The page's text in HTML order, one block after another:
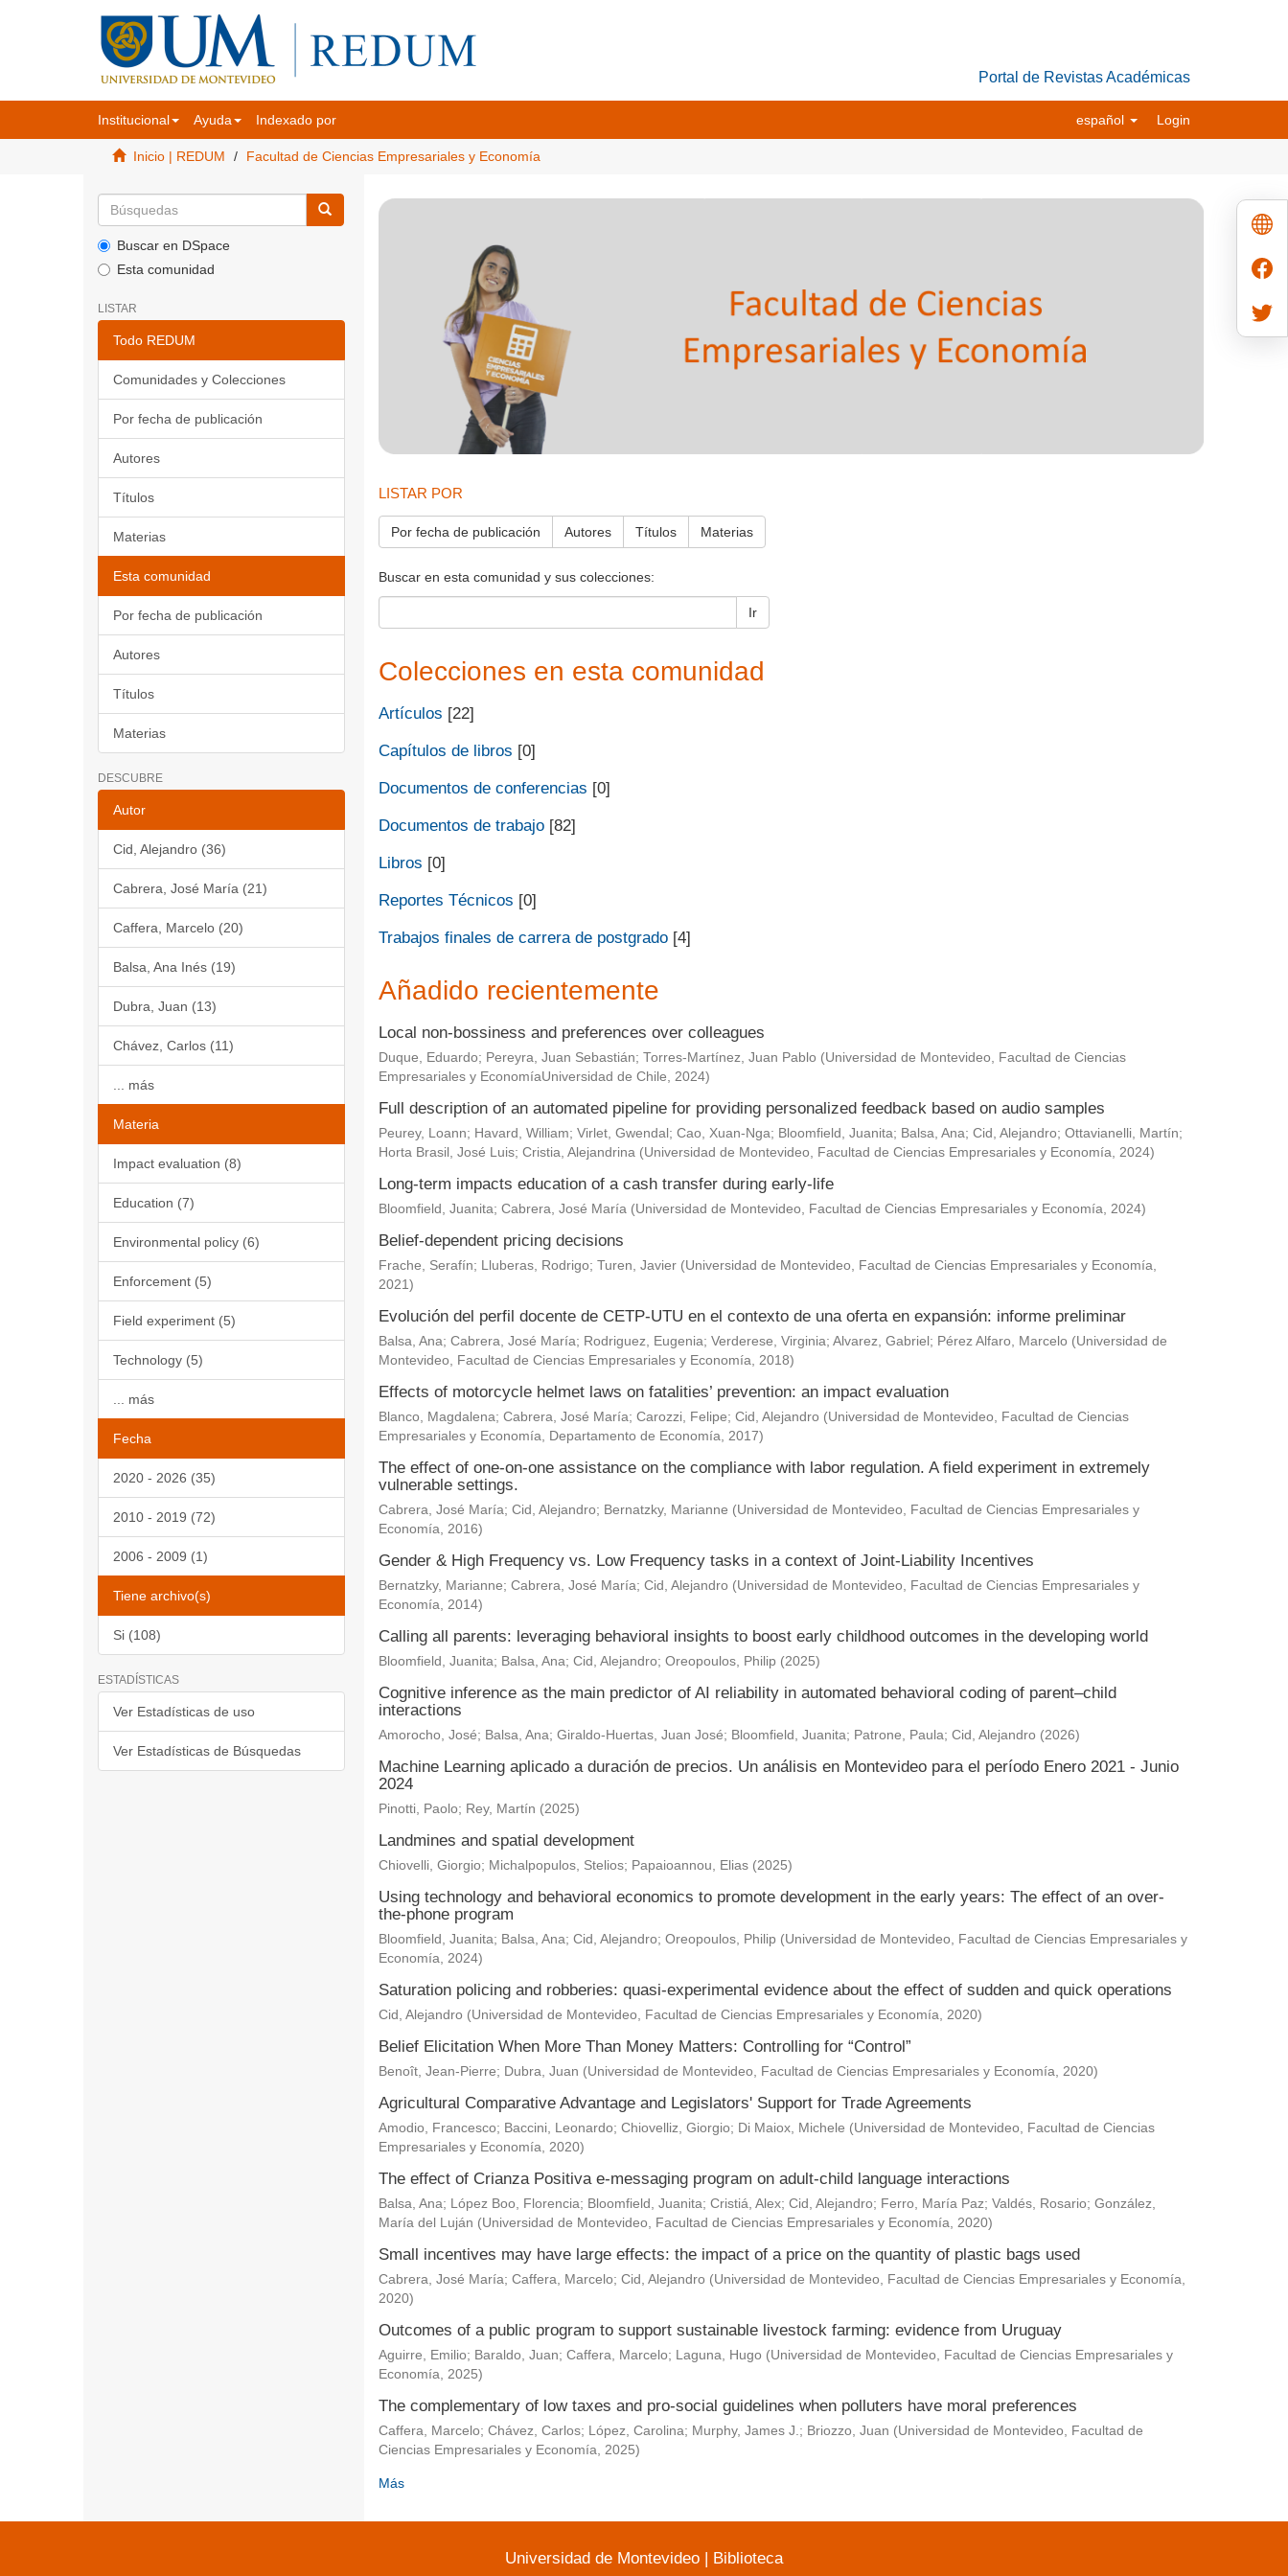
Portal de Revistas Académicas
Institucional Ayuda Indexado por español Login
Inicio | REDUM Facultad de Ciencias Empresariales y Economía
Buscar en DSpace
Esta comunidad
LISTAR
Todo REDUM
Comunidades y Colecciones
Por fecha de publicación
Autores
Títulos
Materias
Esta comunidad
Por fecha de publicación
Autores
Títulos
Materias
DESCUBRE
Autor
Cid, Alejandro (36)
Cabrera, José María (21)
Caffera, Marcelo (20)
Balsa, Ana Inés (19)
Dubra, Juan (13)
Chávez, Carlos (11)
... más
Materia
Impact evaluation (8)
Education (7)
Environmental policy (6)
Enforcement (5)
Field experiment (5)
Technology (5)
... más
Fecha
2020 - 2026 (35)
2010 - 2019 (72)
2006 - 2009 (1)
Tiene archivo(s)
Si (108)
ESTADÍSTICAS
Ver Estadísticas de uso
Ver Estadísticas de Búsquedas
LISTAR POR
Por fecha de publicación Autores Títulos Materias
Buscar en esta comunidad y sus colecciones:
Ir
Colecciones en esta comunidad
Artículos [22]
Capítulos de libros [0]
Documentos de conferencias [0]
Documentos de trabajo[82]
Libros [0]
Reportes Técnicos [0]
Trabajos finales de carrera de postgrado[4]
Añadido recientemente
Local non-bossiness and preferences over colleagues
Duque, Eduardo; Pereyra, Juan Sebastián; Torres-Martínez, Juan Pablo (Universidad de Montevideo, Facultad de Ciencias
Empresariales y EconomíaUniversidad de Chile, 2024)
Full description of an automated pipeline for providing personalized feedback based on audio samples
Peurey, Loann; Havard, William; Virlet, Gwendal ; Cao, Xuan-Nga; Bloomfield, Juanita; Balsa, Ana; Cid, Alejandro; Ottavianelli, Martín;
Horta Brasil, José Luis; Cristia, Alejandrina (Universidad de Montevideo, Facultad de Ciencias Empresariales y Economía, 2024)
Long-term impacts education of a cash transfer during early-life
Bloomfield, Juanita; Cabrera, José María (Universidad de Montevideo, Facultad de Ciencias Empresariales y Economía, 2024)
Belief-dependent pricing decisions
Frache, Serafín; Lluberas, Rodrigo; Turen, Javier (Universidad de Montevideo, Facultad de Ciencias Empresariales y Economía,
2021)
Evolución del perfil docente de CETP-UTU en el contexto de una oferta en expansión: informe preliminar
Balsa, Ana; Cabrera, José María; Rodriguez, Eugenia; Verderese, Virginia; Alvarez, Gabriel ; Pérez Alfaro, Marcelo (Universidad de
Montevideo, Facultad de Ciencias Empresariales y Economía, 2018)
Effects of motorcycle helmet laws on fatalities’ prevention: an impact evaluation
Blanco, Magdalena; Cabrera, José María; Carozzi, Felipe; Cid, Alejandro (Universidad de Montevideo, Facultad de Ciencias
Empresariales y Economía, Departamento de Economía, 2017)
The effect of one-on-one assistance on the compliance with labor regulation. A field experiment in extremely
vulnerable settings.
Cabrera, José María; Cid, Alejandro; Bernatzky, Marianne (Universidad de Montevideo, Facultad de Ciencias Empresariales y
Economía, 2016)
Gender & High Frequency vs. Low Frequency tasks in a context of Joint-Liability Incentives
Bernatzky, Marianne; Cabrera, José María; Cid, Alejandro (Universidad de Montevideo, Facultad de Ciencias Empresariales y
Economía, 2014)
Calling all parents: leveraging behavioral insights to boost early childhood outcomes in the developing world
Bloomfield, Juanita; Balsa, Ana; Cid, Alejandro; Oreopoulos, Philip (2025)
Cognitive inference as the main predictor of AI reliability in automated behavioral coding of parent–child
interactions
Amorocho, José; Balsa, Ana; Giraldo-Huertas, Juan José; Bloomfield, Juanita; Patrone, Paula; Cid, Alejandro (2026)
Machine Learning aplicado a duración de precios. Un análisis en Montevideo para el período Enero 2021 - Junio
2024
Pinotti, Paolo; Rey, Martín (2025)
Landmines and spatial development
Chiovelli, Giorgio; Michalpopulos, Stelios; Papaioannou, Elias (2025)
Using technology and behavioral economics to promote development in the early years: The effect of an over-
the-phone program
Bloomfield, Juanita; Balsa, Ana; Cid, Alejandro; Oreopoulos, Philip (Universidad de Montevideo, Facultad de Ciencias Empresariales y
Economía, 2024)
Saturation policing and robberies: quasi-experimental evidence about the effect of sudden and quick operations
Cid, Alejandro (Universidad de Montevideo, Facultad de Ciencias Empresariales y Economía, 2020)
Belief Elicitation When More Than Money Matters: Controlling for “Control”
Benoît, Jean-Pierre; Dubra, Juan (Universidad de Montevideo, Facultad de Ciencias Empresariales y Economía, 2020)
Agricultural Comparative Advantage and Legislators' Support for Trade Agreements
Amodio, Francesco; Baccini, Leonardo; Chiovelliz, Giorgio; Di Maiox, Michele (Universidad de Montevideo, Facultad de Ciencias
Empresariales y Economía, 2020)
The effect of Crianza Positiva e-messaging program on adult-child language interactions
Balsa, Ana; López Boo, Florencia; Bloomfield, Juanita; Cristiá, Alex; Cid, Alejandro; Ferro, María Paz; Valdés, Rosario; González,
María del Luján (Universidad de Montevideo, Facultad de Ciencias Empresariales y Economía, 2020)
Small incentives may have large effects: the impact of a price on the quantity of plastic bags used
Cabrera, José María; Caffera, Marcelo; Cid, Alejandro (Universidad de Montevideo, Facultad de Ciencias Empresariales y Economía,
2020)
Outcomes of a public program to support sustainable livestock farming: evidence from Uruguay
Aguirre, Emilio; Baraldo, Juan; Caffera, Marcelo; Laguna, Hugo (Universidad de Montevideo, Facultad de Ciencias Empresariales y
Economía, 2025)
The complementary of low taxes and pro-social guidelines when polluters have moral preferences
Caffera, Marcelo; Chávez, Carlos; López, Carolina; Murphy, James J.; Briozzo, Juan (Universidad de Montevideo, Facultad de
Ciencias Empresariales y Economía, 2025)
Más
Universidad de Montevideo | Biblioteca